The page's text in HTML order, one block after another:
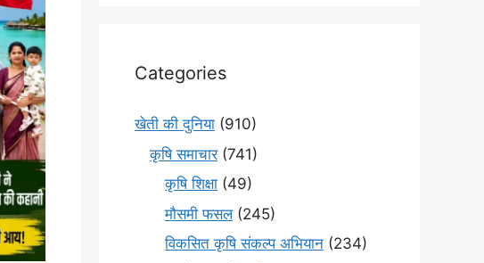
Categories
खेती की दुनिया (910)
कृषि समाचार(741)
कृषि शिक्षा (49)
मौसमी फसल(245)
विकसित कृषि संकल्प अभियान (234)